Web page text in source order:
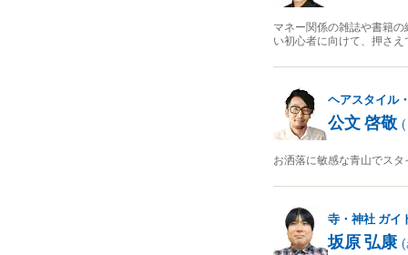
マネー関係の雑誌や書籍
い初心者に向けて、押さ
ヘアスタイル
公文 啓敬 (
お洒落に敏感な青山でス
寺・神社 ガイ
坂原 弘康 (